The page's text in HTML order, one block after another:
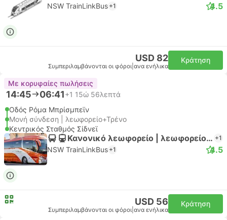
NSW TrainLinkBus +1 4.5
USD 82
Συμπεριλαμβάνονται οι φόροι ανα ενήλικα
Κράτηση
Με κορυφαίες πωλήσεις
14:45 06:41+1 15ώ 56λεπτά
Οδός Ρόμα Μπρίσμπεϊν
Μονή σύνδεση | λεωφορείο+Τρένο
Κεντρικός Σταθμός Σίδνεϊ
Κανονικό λεωφορείο | λεωφορείο #176 +1
NSW TrainLinkBus +1 4.5
USD 56
Συμπεριλαμβάνονται οι φόροι ανα ενήλικα
Κράτηση